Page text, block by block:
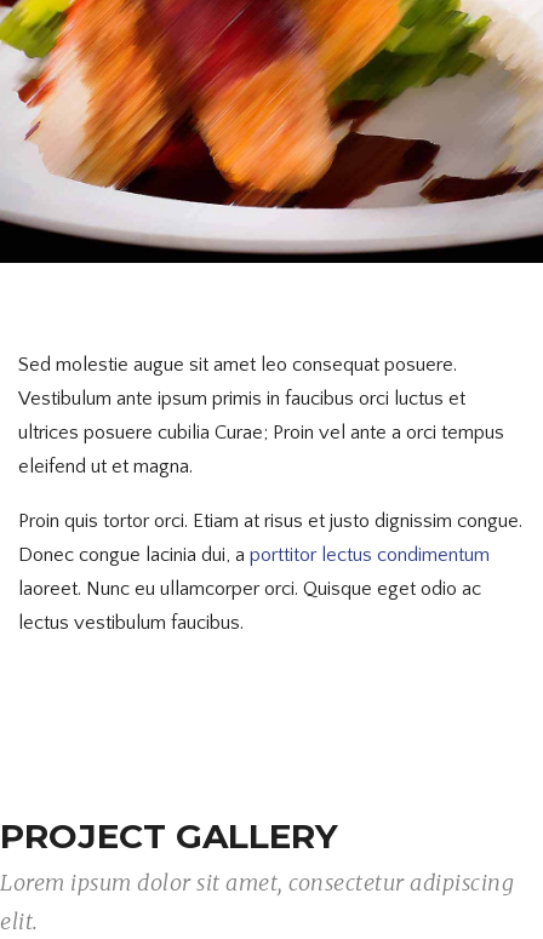
Sed molestie augue sit amet leo consequat posuere.
Vestibulum ante ipsum primis in faucibus orci luctus et
ultrices posuere cubilia Curae; Proin vel ante a orci tempus
eleifend ut et magna.
Proin quis tortor orci. Etiam at risus et justo dignissim congue.
Donec congue lacinia dui, a porttitor lectus condimentum
laoreet. Nunc eu ullamcorper orci. Quisque eget odio ac
lectus vestibulum faucibus.
PROJECT GALLERY
Lorem ipsum dolor sit amet, consectetur adipiscing
elit.